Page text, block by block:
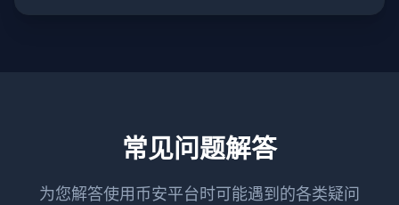
常见问题解答
为您解答使用币安平台时可能遇到的各类疑问